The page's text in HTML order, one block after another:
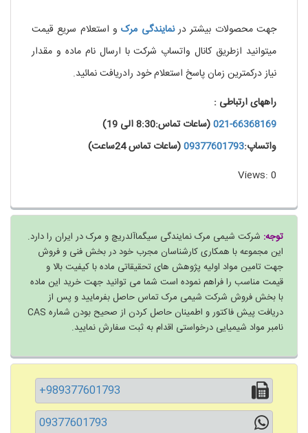
جهت محصولات بیشتر درنمایندگی مرکو استعلام سریع قیمت
میتوانید ازطریق کانال واتساپ شرکت با ارسال نام ماده و مقدار
نیاز درکمترین زمان پاسخ استعلام خود رادریافت نمائید.
راههای ارتباطی :
021-66368169(ساعات تماس:8:30 الی 19)
واتساپ:09377601793(ساعات تماس 24ساعت)
Views: 0
توجه: شرکت شیمی مرک نمایندگی سیگماآلدریچ و مرک در ایران را دارد.
این مجموعه با همکاری کارشناسان مجرب خود در بخش فنی و فروش
جهت تامین مواد اولیه پژوهش های تحقیقاتی ماده با کیفیت بالا و
قیمت مناسب را فراهم نموده است شما می توانید جهت خرید این ماده
با بخش فروش شرکت شیمی مرک تماس حاصل بفرمایید و پس از
دریافت پیش فاکتور و اطمینان حاصل کردن از صحیح بودن شماره CAS
نامبر مواد شیمیایی درخواستی اقدام به ثبت سفارش نمایید.
+989377601793
09377601793